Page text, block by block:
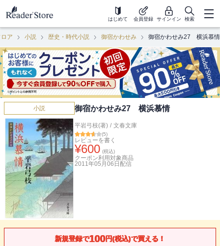
はじめて 会員登録 サインイン 検索
ア 小説 歴史・時代小説 御宿かわせみ 御宿かわせみ27 横浜慕情
小説 御宿かわせみ27 横浜慕情
平岩弓枝(著) / 文春文庫
(5)
レビューを書く
¥600 (税込)
クーポン利用対象商品
2011年05月06日 配信
新規登録で100円(税込)で買える！